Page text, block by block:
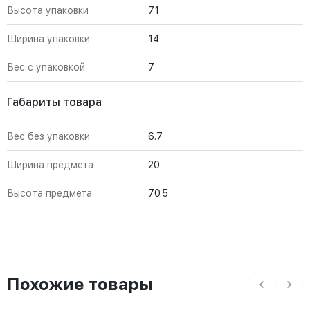
Высота упаковки 71
Ширина упаковки 14
Вес с упаковкой 7
Габариты товара
Вес без упаковки 6.7
Ширина предмета 20
Высота предмета 70.5
Похожие товары